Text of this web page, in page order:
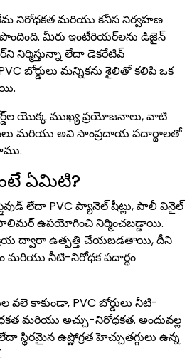
నిరోధకత మరియు కనీస నిర్వహణ
మీరు ఇంటీరియర్‌లను డిజైన్
నిర్మిస్తున్నా లేదా డెకరేటివ్
బోర్డులు మన్నికను శైలితో కలిపి ఒక
యొక్క ముఖ్య ప్రయోజనాలు, వాటి
మరియు అవి సాంప్రదాయ పదార్థాలతో
ఏమిటి?
లేదా PVC ప్యానెల్ షీట్లు, పాలీ వినైల్
పాలిమర్ ఉపయోగించి నిర్మించబడ్డాయి.
ద్వారా ఉత్పత్తి చేయబడతాయి, దీని
మరియు నీటి-నిరోధక పదార్థం
వలె కాకుండా, PVC బోర్డులు నీటి-
మరియు అచ్చు-నిరోధకత. అందువల్ల
ఉష్ణోగ్రత హెచ్చుతగ్గులు ఉన్న